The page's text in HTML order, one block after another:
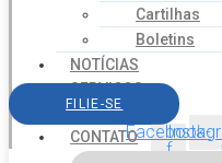
Cartilhas
Boletins
NOTÍCIAS
SERVIÇOS
AGENDA
CONTATO
FILIE-SE
Facebook-
f